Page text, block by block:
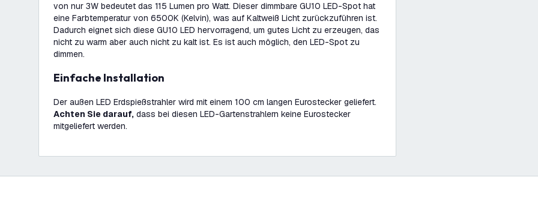
von nur 3W bedeutet das 115 Lumen pro Watt. Dieser dimmbare GU10 LED-Spot hat
eine Farbtemperatur von 6500K (Kelvin), was auf Kaltweiß Licht zurückzuführen ist.
Dadurch eignet sich diese GU10 LED hervorragend, um gutes Licht zu erzeugen, das
nicht zu warm aber auch nicht zu kalt ist. Es ist auch möglich, den LED-Spot zu
dimmen.
Einfache Installation
Der außen LED Erdspießstrahler wird mit einem 100 cm langen Eurostecker geliefert.
Achten Sie darauf, dass bei diesen LED-Gartenstrahlern keine Eurostecker
mitgeliefert werden.